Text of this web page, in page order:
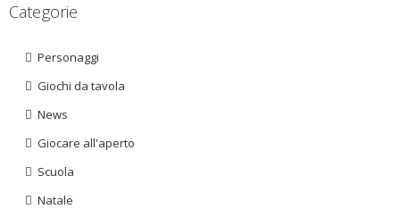
Categorie
Personaggi
Giochi da tavola
News
Giocare all'aperto
Scuola
Natale